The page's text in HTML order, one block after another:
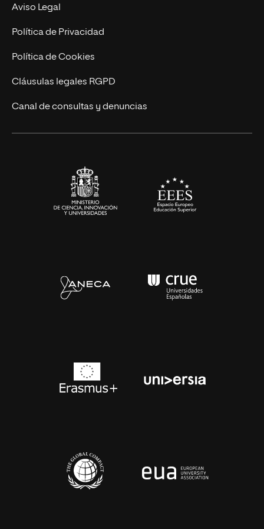
Postgrados
Cursos Universitarios
Nuestro Equipo
Trabaja en UNIR
Actualidad
UNIR Revista
Eventos
Aviso Legal
Política de Privacidad
Política de Cookies
Cláusulas legales RGPD
Canal de consultas y denuncias